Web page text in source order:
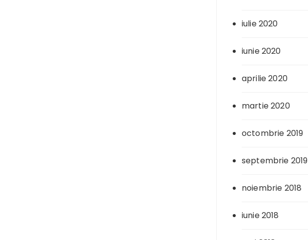
iulie 2020
iunie 2020
aprilie 2020
martie 2020
octombrie 2019
septembrie 2019
noiembrie 2018
iunie 2018